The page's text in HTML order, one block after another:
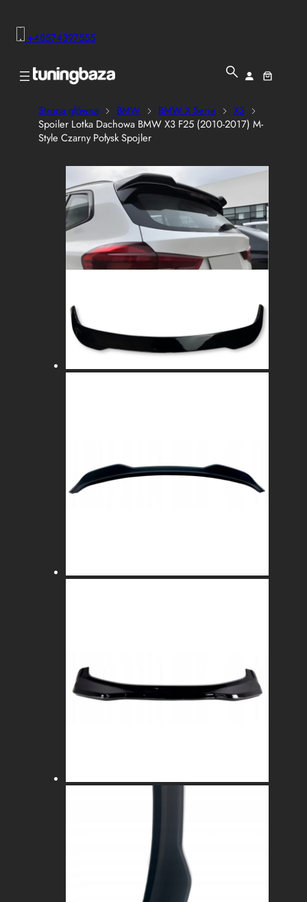
+48574397555
Strona główna BMW BMW X Serie
X3
Spoiler Lotka Dachowa BMW X3 F25 (2010-2017) M-
Style Czarny Połysk Spojler